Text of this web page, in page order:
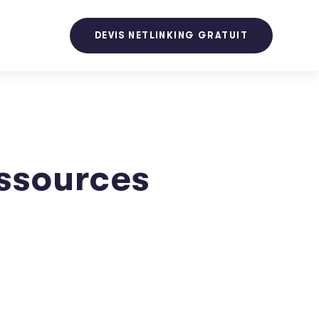
DEVIS NETLINKING GRATUIT